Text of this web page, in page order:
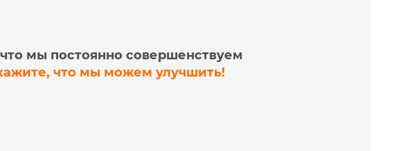
мы постоянно совершенствуем
что мы можем улучшить!